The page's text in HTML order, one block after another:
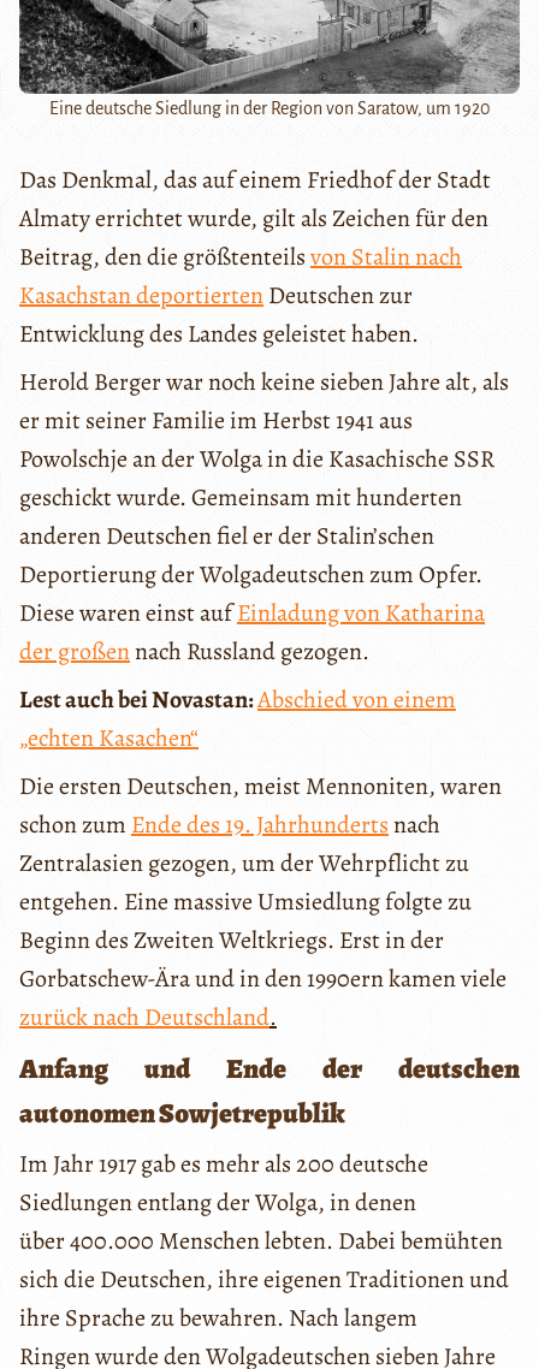
Eine deutsche Siedlung in der Region von Saratow, um 1920
Das Denkmal, das auf einem Friedhof der Stadt
Almaty errichtet wurde, gilt als Zeichen für den
Beitrag, den die größtenteilsvon Stalin nach
Kasachstan deportiertenDeutschen zur
Entwicklung des Landes geleistet haben.
Herold Berger war noch keine sieben Jahre alt, als
er mit seiner Familie im Herbst 1941 aus
Powolschje an der Wolga in die Kasachische SSR
geschickt wurde. Gemeinsam mit hunderten
anderen Deutschen fiel er der Stalin’schen
Deportierung der Wolgadeutschen zum Opfer.
Diese waren einst aufEinladung von Katharina
der großennach Russland gezogen.
Lest auch bei Novastan:Abschied von einem
„echten Kasachen“
Die ersten Deutschen, meist Mennoniten, waren
schon zum Ende des 19. Jahrhundertsnach
Zentralasien gezogen, um der Wehrpflicht zu
entgehen. Eine massive Umsiedlung folgte zu
Beginn des Zweiten Weltkriegs. Erst in der
Gorbatschew-Ära und in den 1990ern kamen viele
zurück nach Deutschland.
Anfang und Ende der deutschen
autonomen Sowjetrepublik
Im Jahr 1917 gab es mehr als 200 deutsche
Siedlungen entlang der Wolga, in denen
über 400.000 Menschen lebten. Dabei bemühten
sich die Deutschen, ihre eigenen Traditionen und
ihre Sprache zu bewahren. Nach langem
Ringen wurde den Wolgadeutschen sieben Jahre